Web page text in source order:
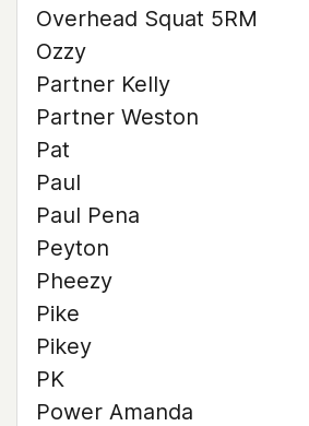
Overhead Squat 5RM
Ozzy
Partner Kelly
Partner Weston
Pat
Paul
Paul Pena
Peyton
Pheezy
Pike
Pikey
PK
Power Amanda